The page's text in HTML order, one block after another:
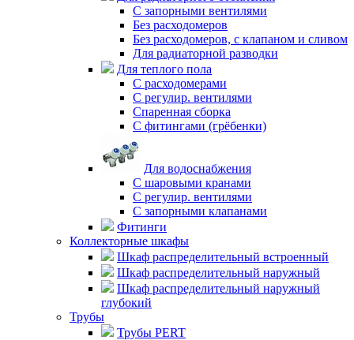
С запорными вентилями
Без расходомеров
Без расходомеров, с клапаном и сливом
Для радиаторной разводки
Для теплого пола
C расходомерами
С регулир. вентилями
Спаренная сборка
С фитингами (грёбенки)
Для водоснабжения
С шаровыми кранами
С регулир. вентилями
С запорными клапанами
Фитинги
Коллекторные шкафы
Шкаф распределительный встроенный
Шкаф распределительный наружный
Шкаф распределительный наружный
глубокий
Трубы
Трубы PERT